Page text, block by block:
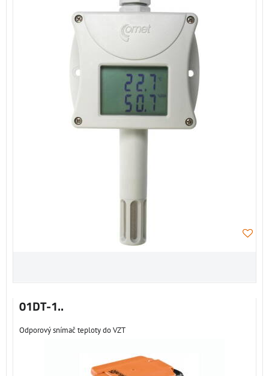
01DT-1..
Odporový snímač teploty do VZT